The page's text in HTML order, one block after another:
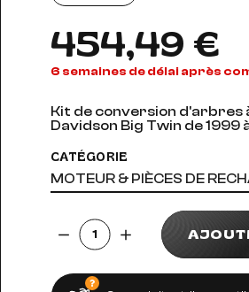
454,49 €
6 semaines de délai après
Kit de conversion d'arbres
Davidson Big Twin de
CATÉGORIE
MOTEUR & PIÈCES DE
Quantité